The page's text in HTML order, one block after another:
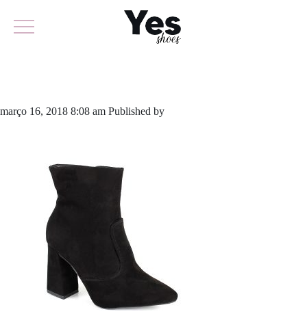
março 16, 2018 8:08 am Published by